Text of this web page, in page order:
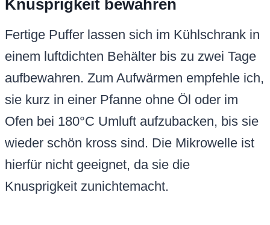
Knusprigkeit bewahren
Fertige Puffer lassen sich im Kühlschrank in
einem luftdichten Behälter bis zu zwei Tage
aufbewahren. Zum Aufwärmen empfehle ich,
sie kurz in einer Pfanne ohne Öl oder im
Ofen bei 180°C Umluft aufzubacken, bis sie
wieder schön kross sind. Die Mikrowelle ist
hierfür nicht geeignet, da sie die
Knusprigkeit zunichtemacht.